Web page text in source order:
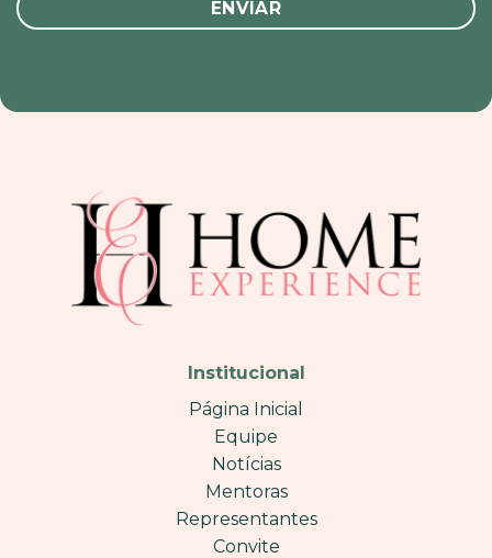
Institucional
Página Inicial
Equipe
Notícias
Mentoras
Representantes
Convite